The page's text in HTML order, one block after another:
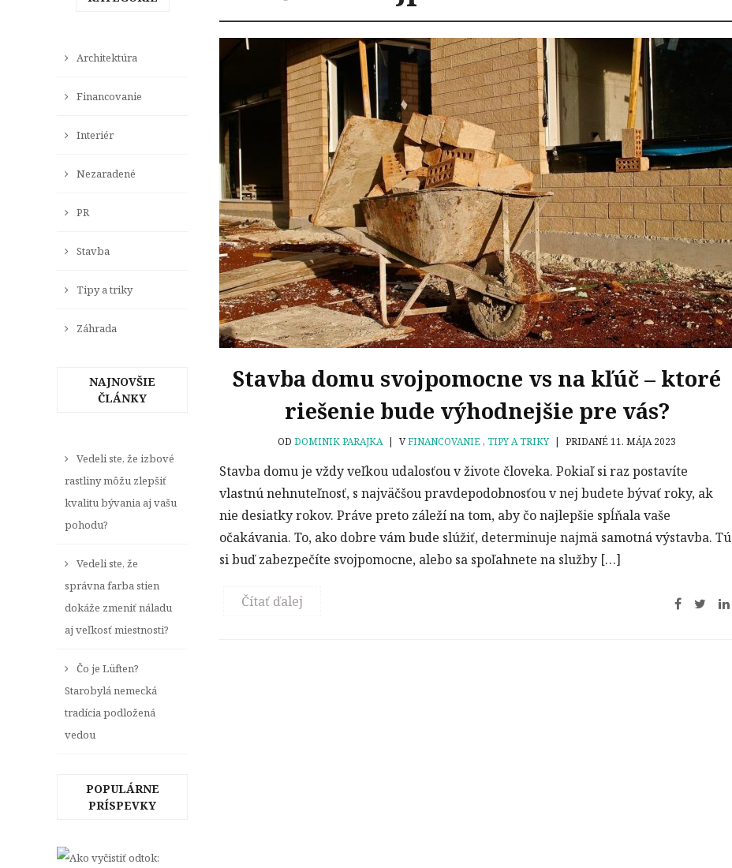
Stavba domu svojpomocne vs na kľúč – ktoré
riešenie bude výhodnejšie pre vás?
ODDOMINIK PARAJKA | VFINANCOVANIE ,TIPY A TRIKY | PRIDANÉ 11. MÁJA 2023
Stavba domu je vždy veľkou udalosťou v živote človeka. Pokiaľ si raz postavíte
vlastnú nehnuteľnosť, s najväčšou pravdepodobnosťou v nej budete bývať roky, ak
nie desiatky rokov. Práve preto záleží na tom, aby čo najlepšie spĺňala vaše
očakávania. To, ako dobre vám bude slúžiť, determinuje najmä samotná výstavba. Tú
si buď zabezpečíte svojpomocne, alebo sa spoľahnete na služby […]
Čítať ďalej
Architektúra
Financovanie
Interiér
Nezaradené
PR
Stavba
Tipy a triky
Záhrada
NAJNOVŠIE
ČLÁNKY
Vedeli ste, že izbové
rastliny môžu zlepšiť
kvalitu bývania aj vašu
pohodu?
Vedeli ste, že
správna farba stien
dokáže zmeniť náladu
aj veľkosť miestnosti?
Čo je Lüften?
Starobylá nemecká
tradícia podložená
vedou
POPULÁRNE
PRÍSPEVKY